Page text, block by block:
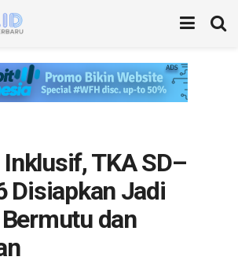
Inklusif, TKA SD–
Disiapkan Jadi
dan